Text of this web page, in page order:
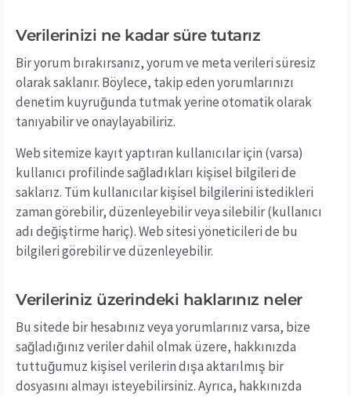
Verilerinizi ne kadar süre tutarız
Bir yorum bırakırsanız, yorum ve meta verileri süresiz
olarak saklanır. Böylece, takip eden yorumlarınızı
denetim kuyruğunda tutmak yerine otomatik olarak
tanıyabilir ve onaylayabiliriz.
Web sitemize kayıt yaptıran kullanıcılar için (varsa)
kullanıcı profilinde sağladıkları kişisel bilgileri de
saklarız. Tüm kullanıcılar kişisel bilgilerini istedikleri
zaman görebilir, düzenleyebilir veya silebilir (kullanıcı
adı değiştirme hariç). Web sitesi yöneticileri de bu
bilgileri görebilir ve düzenleyebilir.
Verileriniz üzerindeki haklarınız neler
Bu sitede bir hesabınız veya yorumlarınız varsa, bize
sağladığınız veriler dahil olmak üzere, hakkınızda
tuttuğumuz kişisel verilerin dışa aktarılmış bir
dosyasını almayı isteyebilirsiniz. Ayrıca, hakkınızda